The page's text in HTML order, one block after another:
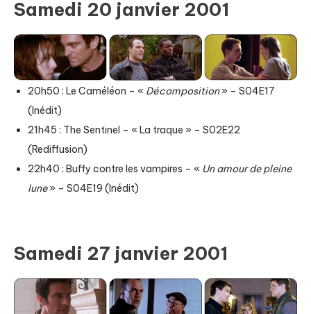
Samedi 20 janvier 2001
20h50 : Le Caméléon – « Décomposition» – S04E17
(Inédit)
21h45 : The Sentinel – « La traque » – S02E22
(Rediffusion)
22h40 : Buffy contre les vampires – « Un amour de pleine
lune» – S04E19 (Inédit)
Samedi 27 janvier 2001